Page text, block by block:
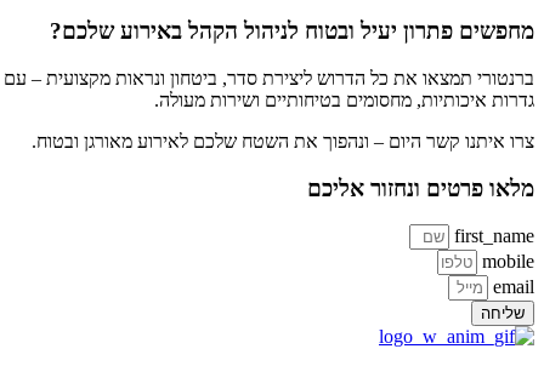
מחפשים פתרון יעיל ובטוח לניהול הקהל באירוע שלכם?
ברנטורי תמצאו את כל הדרוש ליצירת סדר, ביטחון ונראות מקצועית – עם
גדרות איכותיות, מחסומים בטיחותיים ושירות מעולה.
צרו איתנו קשר היום – ונהפוך את השטח שלכם לאירוע מאורגן ובטוח.
מלאו פרטים ונחזור אליכם
first_name
mobile
email
שליחה